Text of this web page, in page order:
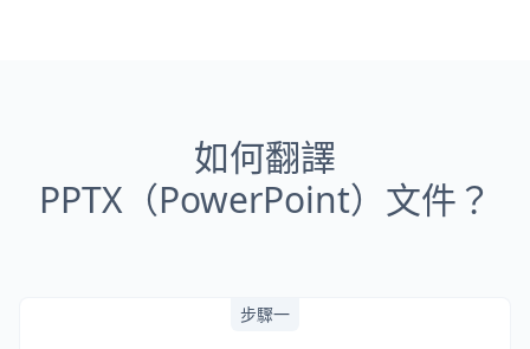
如何翻譯
PPTX（PowerPoint）文件？
步驟一